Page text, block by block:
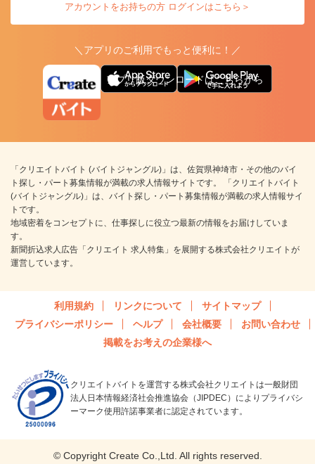
アカウントをお持ちの方 ログインはこちら＞
＼アプリのご利用でもっと便利に！／
アプリ版ダウンロードはこちらから
「クリエイトバイト (バイトジャングル)」は、佐賀県神埼市・その他のバイ
ト探し・パート募集情報が満載の求人情報サイトです。 「クリエイトバイト
(バイトジャングル)」は、バイト探し・パート募集情報が満載の求人情報サイ
トです。
地域密着をコンセプトに、仕事探しに役立つ最新の情報をお届けしていま
す。
新聞折込求人広告「クリエイト 求人特集」を展開する株式会社クリエイトが
運営しています。
利用規約 リンクについて
サイトマップ
プライバシーポリシー
ヘルプ 会社概要
お問い合わせ
掲載をお考えの企業様へ
クリエイトバイトを運営する株式会社クリエイトは一般財団
法人日本情報経済社会推進協会（JIPDEC）によりプライバシ
ーマーク使用許諾事業者に認定されています。
© Copyright Create Co.,Ltd. All rights reserved.